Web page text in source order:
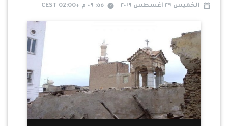
الخميس ٢٩ اغسطس ٢٠١٩
٥٥: ٠٩ م +02:00 CEST